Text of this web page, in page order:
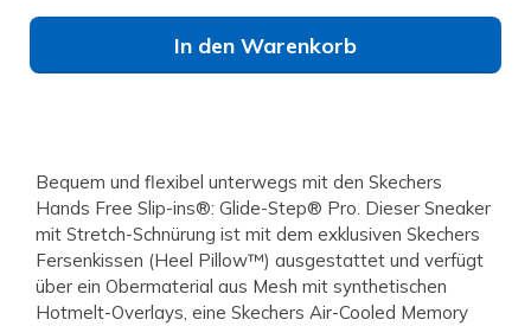
In den Warenkorb
Bequem und flexibel unterwegs mit den Skechers
Hands Free Slip-ins®: Glide-Step® Pro. Dieser Sneaker
mit Stretch-Schnürung ist mit dem exklusiven Skechers
Fersenkissen (Heel Pillow™) ausgestattet und verfügt
über ein Obermaterial aus Mesh mit synthetischen
Hotmelt-Overlays, eine Skechers Air-Cooled Memory